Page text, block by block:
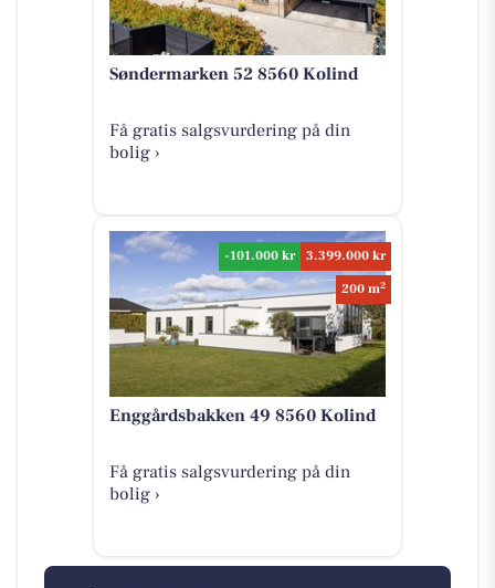
Søndermarken 52 8560 Kolind
Få gratis salgsvurdering på din
bolig ›
-101.000 kr
3.399.000 kr
200 m2
Enggårdsbakken 49 8560 Kolind
Få gratis salgsvurdering på din
bolig ›